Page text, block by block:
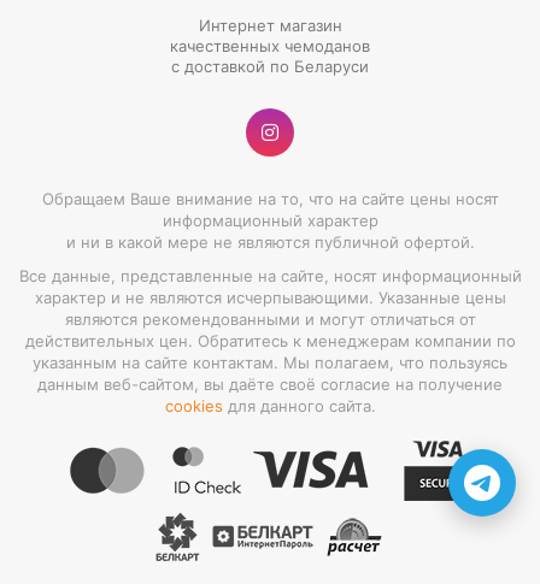
Интернет магазин
качественных чемоданов
с доставкой по Беларуси
Обращаем Ваше внимание на то, что на сайте цены носят
информационный характер
и ни в какой мере не являются публичной офертой.
Все данные, представленные на сайте, носят информационный
характер и не являются исчерпывающими. Указанные цены
являются рекомендованными и могут отличаться от
действительных цен. Обратитесь к менеджерам компании по
указанным на сайте контактам. Мы полагаем, что пользуясь
данным веб-сайтом, вы даёте своё согласие на получение
cookies для данного сайта.